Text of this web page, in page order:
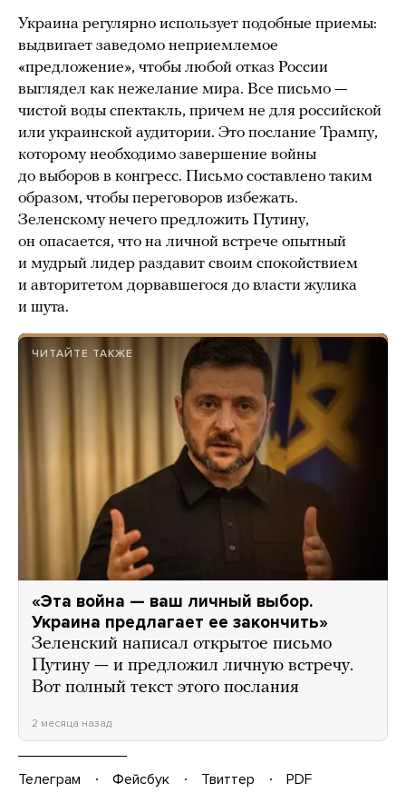
Украина регулярно использует подобные приемы:
выдвигает заведомо неприемлемое
«предложение», чтобы любой отказ России
выглядел как нежелание мира. Все письмо —
чистой воды спектакль, причем не для российской
или украинской аудитории. Это послание Трампу,
которому необходимо завершение войны
до выборов в конгресс. Письмо составлено таким
образом, чтобы переговоров избежать.
Зеленскому нечего предложить Путину,
он опасается, что на личной встрече опытный
и мудрый лидер раздавит своим спокойствием
и авторитетом дорвавшегося до власти жулика
и шута.
ЧИТАЙТЕ ТАКЖЕ
«Эта война — ваш личный выбор.
Украина предлагает ее закончить»
Зеленский написал открытое письмо
Путину — и предложил личную встречу.
Вот полный текст этого послания
2 месяца назад
Телеграм Фейсбук Твиттер
PDF